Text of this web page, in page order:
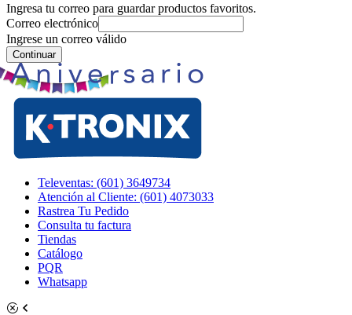
Ingresa tu correo para guardar productos favoritos.
Correo electrónico
Ingrese un correo válido
Continuar
Televentas: (601) 3649734
Atención al Cliente: (601) 4073033
Rastrea Tu Pedido
Consulta tu factura
Tiendas
Catálogo
PQR
Whatsapp